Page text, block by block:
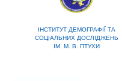
ІНСТИТУТ ДЕМОГРАФІЇ ТА
СОЦІАЛЬНИХ ДОСЛІДЖЕНЬ
ІМ. М. В. ПТУХИ